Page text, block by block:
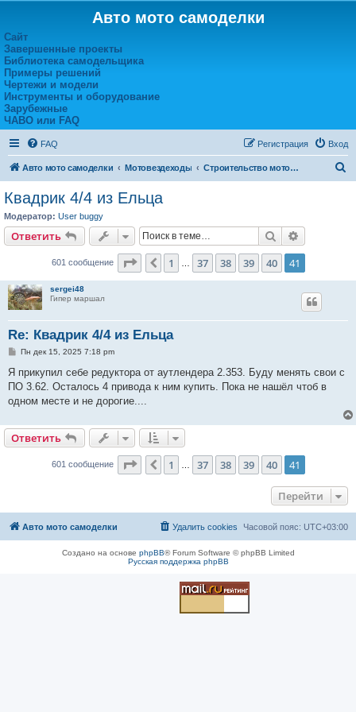
Авто мото самоделки
Сайт
Завершенные проекты
Библиотека самодельщика
Примеры решений
Чертежи и модели
Инструменты и оборудование
Зарубежные
ЧАВО или FAQ
FAQ Вход
Регистрация
Авто мото самоделки Мотовездеходы Строительство мотовездеходов
Квадрик 4/4 из Ельца
Модератор: User buggy
Ответить Поиск
601 сообщение Страница 41из 41
Пред.
1 37 38 39 40 41
sergei48
Гипер маршал
Re: Квадрик 4/4 из Ельца
С
о
щ
е
н
е
Пн дек 15, 2025 7:18 pm
Я прикупил себе редуктора от аутлендера 2.353. Буду менять свои с
ПО 3.62. Осталось 4 привода к ним купить. Пока не нашёл чтоб в
одном месте и не дорогие....
Ответить
601 сообщение Страница 41из 41
Пред.
1 37 38 39 40 41
Перейти
Авто мото самоделки Часовой пояс: UTC+03:00
Удалить cookies
Создано на основе phpBB® Forum Software © phpBB Limited
Русская поддержка phpBB